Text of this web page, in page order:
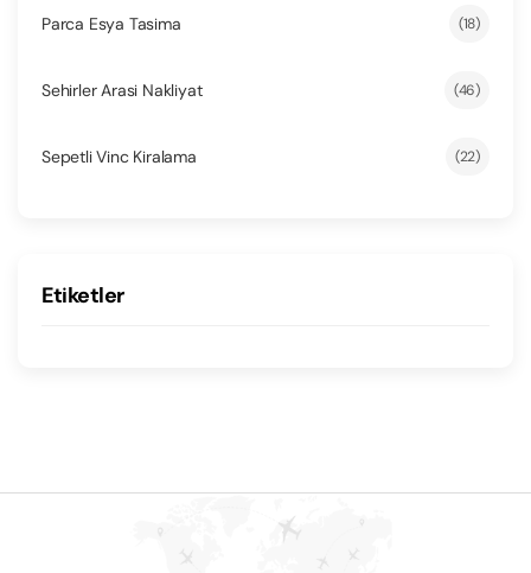
Parca Esya Tasima (18)
Sehirler Arasi Nakliyat (46)
Sepetli Vinc Kiralama (22)
Etiketler